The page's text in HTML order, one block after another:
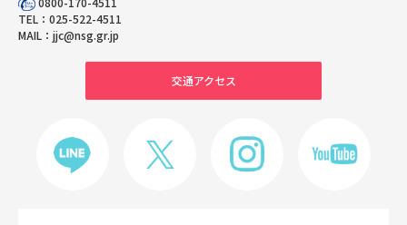
TEL： 025-522-4511
MAIL： jjc@nsg.gr.jp
交通アクセス